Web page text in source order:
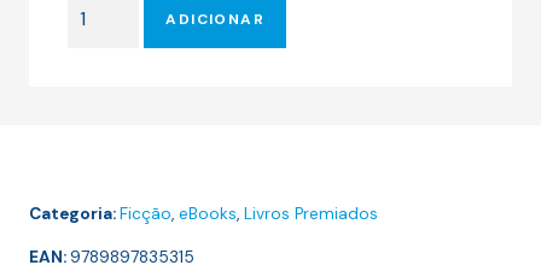
era:
23.00 €.20.70 €.
ADICIONAR
Categoria:Ficção, eBooks, Livros Premiados
EAN:9789897835315